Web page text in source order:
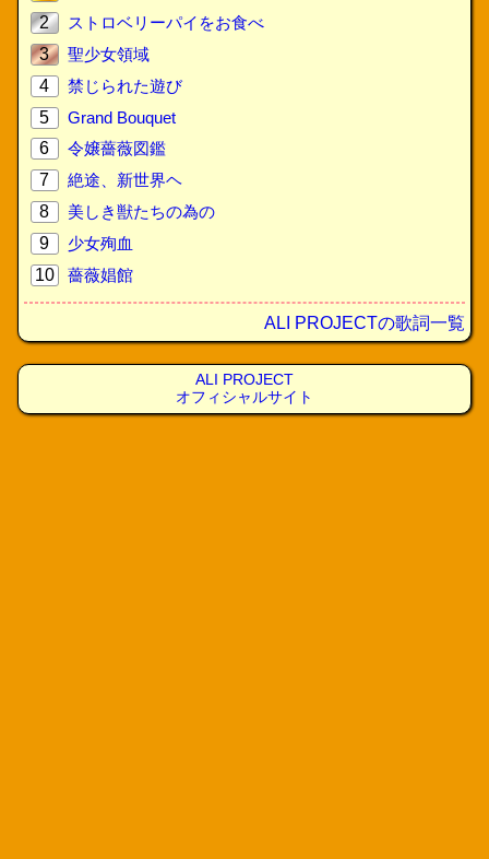
2
ストロベリーパイをお食べ
3
聖少女領域
4
禁じられた遊び
5
Grand Bouquet
6
令嬢薔薇図鑑
7
絶途、新世界ヘ
8
美しき獣たちの為の
9
少女殉血
10
薔薇娼館
ALI PROJECTの歌詞一覧
ALI PROJECT
オフィシャルサイト